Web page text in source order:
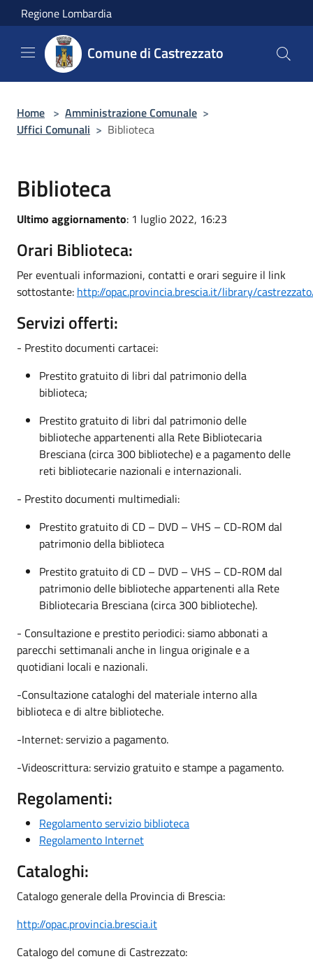
Salta al contenuto principale
Regione Lombardia
Comune di Castrezzato
Home > Amministrazione Comunale >
Uffici Comunali > Biblioteca
Biblioteca
Ultimo aggiornamento: 1 luglio 2022, 16:23
Orari Biblioteca:
Per eventuali informazioni, contatti e orari seguire il link
sottostante: http://opac.provincia.brescia.it/library/
Servizi offerti:
- Prestito documenti cartacei:
Prestito gratuito di libri dal patrimonio della
biblioteca;
Prestito gratuito di libri dal patrimonio delle
biblioteche appartenenti alla Rete Bibliotecaria
Bresciana (circa 300 biblioteche) e a pagamento delle
reti bibliotecarie nazionali e internazionali.
- Prestito documenti multimediali:
Prestito gratuito di CD – DVD – VHS – CD-ROM dal
patrimonio della biblioteca
Prestito gratuito di CD – DVD – VHS – CD-ROM dal
patrimonio delle biblioteche appartenenti alla Rete
Bibliotecaria Bresciana (circa 300 biblioteche).
- Consultazione e prestito periodici: siamo abbonati a
parecchi settimanali anche in lingua originale e a
quotidiani locali e nazionali.
-Consultazione cataloghi del materiale interno alla
biblioteca e di altre biblioteche.
-Internet: servizio a pagamento.
-Videoscrittura: servizio gratuito e stampe a pagamento.
Regolamenti:
Regolamento servizio biblioteca
Regolamento Internet
Cataloghi:
Catalogo generale della Provincia di Brescia:
http://opac.provincia.brescia.it
Catalogo del comune di Castrezzato: